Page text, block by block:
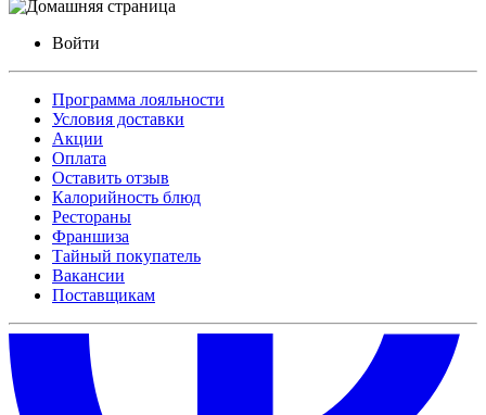
Войти
Программа лояльности
Условия доставки
Акции
Оплата
Оставить отзыв
Калорийность блюд
Рестораны
Франшиза
Тайный покупатель
Вакансии
Поставщикам